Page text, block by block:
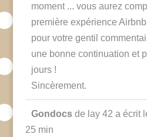
moment ... vous aurez
première expérience
pour votre gentil
une bonne continuation et
jours !
Sincèrement.
Gondocs de lay 42 a écrit
25 min